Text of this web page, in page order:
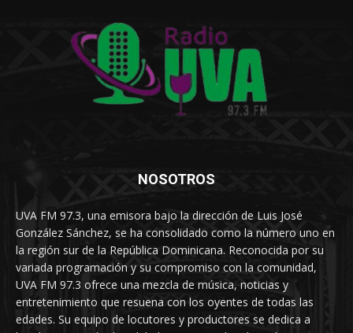
NOSOTROS
UVA FM 97.3, una emisora bajo la dirección de Luis José
González Sánchez, se ha consolidado como la número uno en
la región sur de la República Dominicana. Reconocida por su
variada programación y su compromiso con la comunidad,
UVA FM 97.3 ofrece una mezcla de música, noticias y
entretenimiento que resuena con los oyentes de todas las
edades. Su equipo de locutores y productores se dedica a